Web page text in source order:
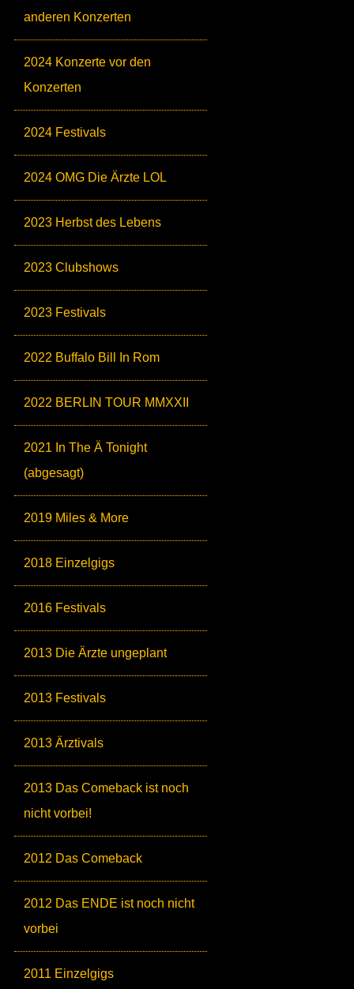
anderen Konzerten
2024 Konzerte vor den
Konzerten
2024 Festivals
2024 OMG Die Ärzte LOL
2023 Herbst des Lebens
2023 Clubshows
2023 Festivals
2022 Buffalo Bill In Rom
2022 BERLIN TOUR MMXXII
2021 In The Ä Tonight
(abgesagt)
2019 Miles & More
2018 Einzelgigs
2016 Festivals
2013 Die Ärzte ungeplant
2013 Festivals
2013 Ärztivals
2013 Das Comeback ist noch
nicht vorbei!
2012 Das Comeback
2012 Das ENDE ist noch nicht
vorbei
2011 Einzelgigs